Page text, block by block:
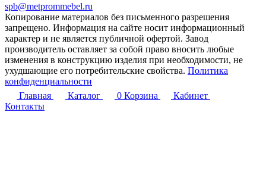
spb@metprommebel.ru
Копирование материалов без письменного разрешения
запрещено. Информация на сайте носит информационный
характер и не является публичной офертой. Завод
производитель оставляет за собой право вносить любые
изменения в конструкцию изделия при необходимости, не
ухудшающие его потребительские свойства. Политика
конфиденциальности
Главная
Каталог 0 Корзина
Кабинет
Контакты